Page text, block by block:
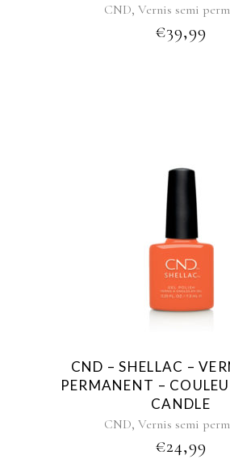
CND, Vernis semi
€39,99
CND – SHELLAC –
PERMANENT –
CANDLE
CND, Vernis semi
€24,99